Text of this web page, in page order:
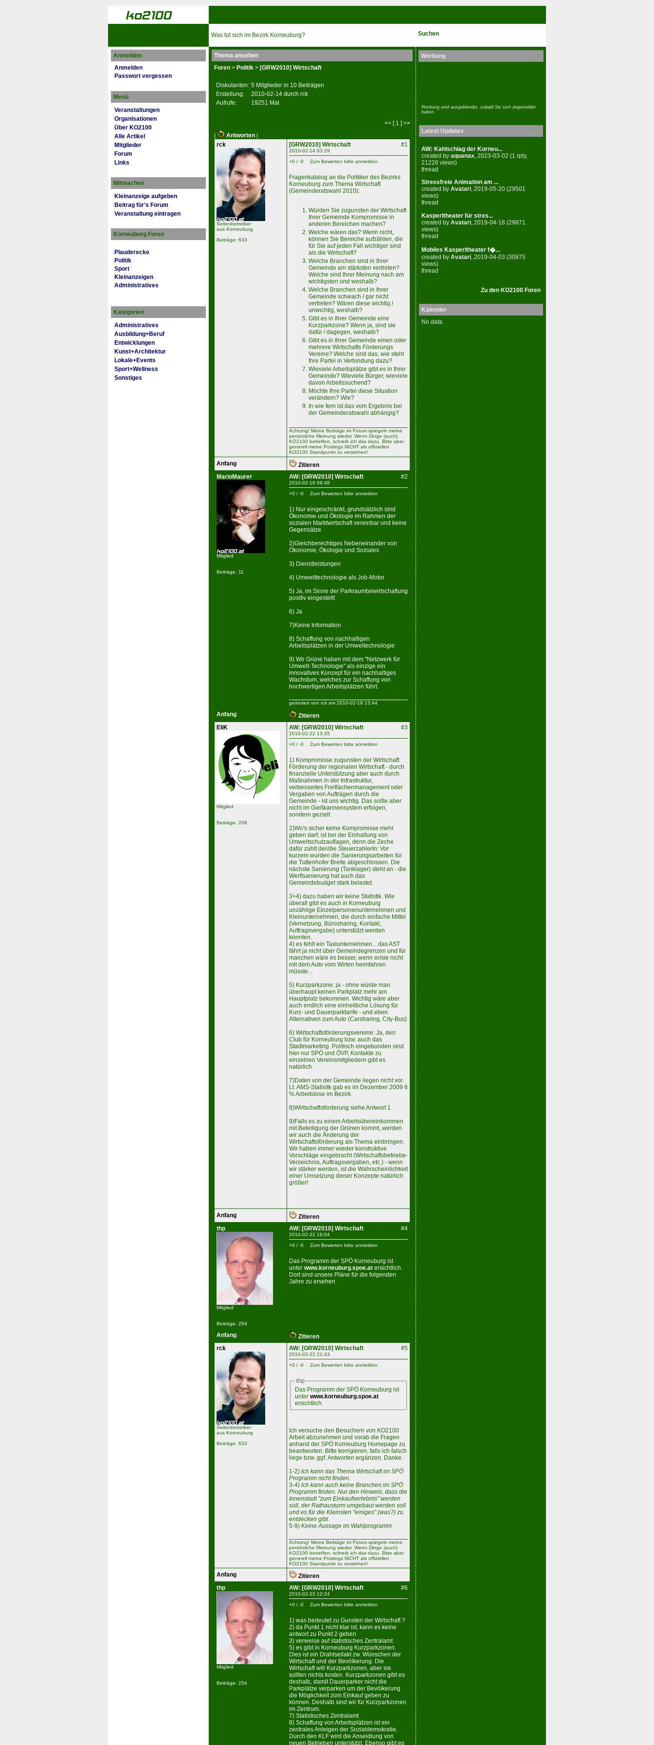
Was tut sich im Bezirk Korneuburg? Suchen
Anmelden
Anmelden
Passwort vergessen
Menü
Veranstaltungen
Organisationen
Über KO2100
Alle Artikel
Mitglieder
Forum
Links
Mitmachen
Kleinanzeige aufgeben
Beitrag für's Forum
Veranstaltung eintragen
Korneuburg Foren
Plauderecke
Politik
Sport
Kleinanzeigen
Administratives
Kategorien
Administratives
Ausbildung+Beruf
Entwicklungen
Kunst+Architektur
Lokale+Events
Sport+Wellness
Sonstiges
Thema ansehen
Foren > Politik > [GRW2010] Wirtschaft
Diskutanten: 5 Mitglieder in 10 Beiträgen
Erstellung:
2010-02-14 durch rck
Aufrufe:
19251 Mal
<< [ 1 ] >>
Antworten
rck
Seitenbetreiber
aus Korneuburg
Beiträge: 633
#1
[GRW2010] Wirtschaft
2010-02-14 03:29
+0 / -0
Zum Bewerten bitte anmelden
Fragenkatalog an die Politiker des Bezirks
Korneuburg zum Thema Wirtschaft
(Gemeinderatswahl 2010):
Würden Sie zugunsten der Wirtschaft
Ihrer Gemeinde Kompromisse in
anderen Bereichen machen?
Welche wären das? Wenn nicht,
können Sie Bereiche aufzählen, die
für Sie auf jeden Fall wichtiger sind
als die Wirtschaft?
Welche Branchen sind in Ihrer
Gemeinde am stärksten vertreten?
Welche sind Ihrer Meinung nach am
wichtigsten und weshalb?
Welche Branchen sind in Ihrer
Gemeinde schwach / gar nicht
vertreten? Wären diese wichtig /
unwichtig, weshalb?
Gibt es in Ihrer Gemeinde eine
Kurzparkzone? Wenn ja, sind sie
dafür / dagegen, weshalb?
Gibt es in Ihrer Gemeinde einen oder
mehrere Wirtschafts Förderungs
Vereine? Welche sind das, wie steht
Ihre Partei in Verbindung dazu?
Wieviele Arbeitsplätze gibt es in Ihrer
Gemeinde? Wieviele Bürger, wieviele
davon Arbeitssuchend?
Möchte Ihre Partei diese Situation
verändern? Wie?
In wie fern ist das vom Ergebnis bei
der Gemeinderatswahl abhängig?
Achtung! Meine Beiträge im Forum spiegeln meine
persönliche Meinung wieder. Wenn Dinge (auch)
KO2100 betreffen, schreib ich das dazu. Bitte aber
generell meine Postings NICHT als offiziellen
KO2100 Standpunkt zu verstehen!
Anfang
Zitieren
MarioMaurer
Mitglied
Beiträge: 11
#2
AW: [GRW2010] Wirtschaft
2010-02-16 09:48
+0 / -0
Zum Bewerten bitte anmelden
1) Nur eingeschränkt, grundsätzlich sind
Ökonomie und Ökologie im Rahmen der
sozialen Marktwirtschaft vereinbar und keine
Gegensätze
2)Gleichberechtiges Nebeneinander von
Ökonomie, Ökologie und Soziales
3) Dienstleistungen
4) Umwelttechnologie als Job-Motor
5) Ja, im Sinne der Parkraumbewirtschaftung
positiv eingestellt
6) Ja
7)Keine Information
8) Schaffung von nachhaltigen
Arbeitsplätzen in der Umweltechnologie
9) Wir Grüne haben mit dem "Netzwerk für
Umwelt-Technologie" als einzige ein
innovatives Konzept für ein nachhaltiges
Wachstum, welches zur Schaffung von
hochwertigen Arbeitsplätzen führt.
geändert von rck am 2010-02-19 13:44
Anfang
Zitieren
EliK
Mitglied
Beiträge: 208
#3
AW: [GRW2010] Wirtschaft
2010-02-22 13:35
+0 / -0
Zum Bewerten bitte anmelden
1) Kompromisse zugunsten der Wirtschaft:
Förderung der regionalen Wirtschaft - durch
finanzielle Unterstützung aber auch durch
Maßnahmen in der Infrastruktur,
verbessertes Freiflächenmanagement oder
Vergaben von Aufträgen durch die
Gemeinde - ist uns wichtig. Das sollte aber
nicht im Gießkannensystem erfolgen,
sondern gezielt.
2)Wo's sicher keine Kompromisse mehr
geben darf, ist bei der Einhaltung von
Umweltschutzauflagen, denn die Zeche
dafür zahlt der/die SteuerzahlerIn: Vor
kurzem wurden die Sanierungsarbeiten für
die Tuttenhofer Breite abgeschlossen. Die
nächste Sanierung (Tanklager) steht an - die
Werftsanierung hat auch das
Gemeindebudget stark belastet.
3+4) dazu haben wir keine Statistik. Wie
überall gibt es auch in Korneuburg
unzählige Einzelpersonenunternehmen und
Kleinunternehmen, die durch einfache Mittel
(Vernetzung, Bürosharing, Kontakt,
Auftragsvergabe) unterstützt werden
könnten.
4) es fehlt ein Taxiunternehmen... das AST
fährt ja nicht über Gemeindegrenzen und für
manchen wäre es besser, wenn er/sie nicht
mit dem Auto vom Wirten heimfahren
müsste...
5) Kurzparkzone: ja - ohne würde man
überhaupt keinen Parkplatz mehr am
Hauptplatz bekommen. Wichtig wäre aber
auch endlich eine einheitliche Lösung für
Kurz- und Dauerparktarife - und eben
Alternativen zum Auto (Carsharing, City-Bus)
6) Wirtschaftsförderungsvereine: Ja, den
Club für Korneuburg bzw. auch das
Stadtmarketing. Politisch eingebunden sind
hier nur SPÖ und ÖVP, Kontakte zu
einzelnen Vereinsmitgliedern gibt es
natürlich.
7)Daten von der Gemeinde liegen nicht vor.
Lt. AMS-Statisitk gab es im Dezember 2009 6
% Arbeitslose im Bezirk.
8)Wirtschaftsförderung siehe Antwort 1
9)Falls es zu einem Arbeitsübereinkommen
mit Beteiligung der Grünen kommt, werden
wir auch die Änderung der
Wirtschaftsförderung als Thema einbringen.
Wir haben immer wieder konstruktive
Vorschläge eingebracht (Wirtschaftsbetriebe-
Verzeichnis, Auftragsvergaben, etc.) - wenn
wir stärker werden, ist die Wahrscheinlichkeit
einer Umsetzung dieser Konzepte natürlich
größer!
Anfang
Zitieren
thp
Mitglied
Beiträge: 254
#4
AW: [GRW2010] Wirtschaft
2010-02-22 16:04
+0 / -0
Zum Bewerten bitte anmelden
Das Programm der SPÖ Korneuburg ist
unter www.korneuburg.spoe.at ersichtlich.
Dort sind unsere Pläne für die folgenden
Jahre zu ersehen.
Anfang
Zitieren
rck
Seitenbetreiber
aus Korneuburg
Beiträge: 633
#5
AW: [GRW2010] Wirtschaft
2010-02-22 21:43
+0 / -0
Zum Bewerten bitte anmelden
thp
Das Programm der SPÖ Korneuburg ist
unterwww.korneuburg.spoe.at
ersichtlich.
Ich versuche den Besuchern von KO2100
Arbeit abzunehmen und vorab die Fragen
anhand der SPÖ Korneuburg Homepage zu
beantworten. Bitte korrigieren, falls ich falsch
liege bzw. ggf. Antworten ergänzen. Danke.
1-2) Ich kann das Thema Wirtschaft im SPÖ
Programm nicht finden.
3-4) Ich kann auch keine Branchen im SPÖ
Programm finden. Nur den Hinweis, dass die
Innenstadt "zum Einkaufserlebnis" werden
soll, der Rathausturm umgebaut werden soll
und es für die Kleinsten "einiges" (was?) zu
entdecken gibt.
5-9) Keine Aussage im Wahlprogramm
Achtung! Meine Beiträge im Forum spiegeln meine
persönliche Meinung wieder. Wenn Dinge (auch)
KO2100 betreffen, schreib ich das dazu. Bitte aber
generell meine Postings NICHT als offiziellen
KO2100 Standpunkt zu verstehen!
Anfang
Zitieren
thp
Mitglied
Beiträge: 254
#6
AW: [GRW2010] Wirtschaft
2010-02-23 12:24
+0 / -0
Zum Bewerten bitte anmelden
1) was bedeutet zu Gunsten der Wirtschaft ?
2) da Punkt 1 nicht klar ist, kann es keine
antwort zu Punkt 2 geben
3) verweise auf statistisches Zentralamt
5) es gibt in Korneuburg Kurzparkzonen.
Dies ist ein Drahtseilakt zw. Wünschen der
Wirtschaft und der Bevölkerung. Die
Wirtschaft will Kurzparkzonen, aber sie
sollten nichts kosten. Kurzparkzonen gibt es
deshalb, damit Dauerparker nicht die
Parkplätze verparken um der Bevölkerung
die Möglichkeit zum Einkauf geben zu
können. Deshalb sind wir für Kurzparkzonen
im Zentrum.
7) Statistisches Zentralamt
8) Schaffung von Arbeitsplätzen ist ein
zentrales Anleigen der Sozialdemokratie.
Durch den KLF wird die Anseidlung von
neuen Betrieben unterstützt. Ebenso gibt es
Werbung
Werbung wird ausgeblendet, sobald Sie sich angemeldet
haben.
Latest Updates
AW: Kahlschlag der Korneu...
created by aquanax, 2023-03-02 (1 rply,
21226 views)
thread
Stressfreie Animation am ...
created by Avatari, 2019-05-20 (29501
views)
thread
Kasperltheater für stres...
created by Avatari , 2019-04-18 (29871
views)
thread
Mobiles Kasperltheater f�...
created by Avatari , 2019-04-03 (30875
views)
thread
Zu den KO2100 Foren
Kalender
No data.